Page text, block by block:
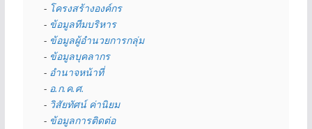
- โครงสร้างองค์กร
- ข้อมูลทีมบริหาร
- ข้อมูลผู้อำนวยการกลุ่ม
- ข้อมูลบุคลากร
- อำนาจหน้าที่
- อ.ก.ค.ศ.
- วิสัยทัศน์ ค่านิยม
- ข้อมูลการติดต่อ